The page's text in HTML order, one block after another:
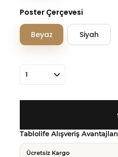
Poster Çerçevesi
Beyaz Siyah
Tablolife Alışveriş Avantajları
Ücretsiz Kargo